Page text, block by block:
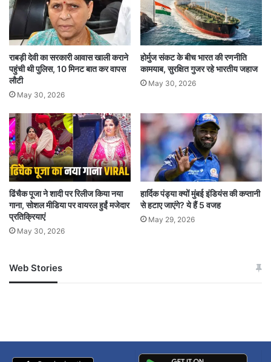
आजाद ने कहा कि उन्हें यह अफसोस है कि वह अपनी पार्टी
के उम्मीदवारों के पक्ष में चुनाव प्रचार नहीं कर पाएंगे। उन्होंने
अपने साथियों (जिन्होंने अपने नामांकन पत्र दाखिल किए) से
कहा कि वे मूल्यांकन करें कि वह उनकी गैर मौजूदगी में चुनाव
प्रक्रिया में भाग ले सकते हैं। अगर वे उनकी (आजाद) गैर
मौजूदगी को चुनाव प्रचार पर असर समझते हैं तो वह अपना
नाम वापस लेने के लिए स्वतंत्र हैं।
राबड़ी देवी का सरकारी आवास खाली कराने
पहुंची थी पुलिस, 10 मिनट बात कर वापस
लौटी
May 30, 2026
होर्मुज संकट के बीच भारत की रणनीति
कामयाब, सुरक्षित गुजर रहे भारतीय जहाज
May 30, 2026
ढिंचैक पूजा ने शादी पर रिलीज किया नया
गाना, सोशल मीडिया पर वायरल हुईं मजेदार
प्रतिक्रियाएं
May 30, 2026
हार्दिक पंड्या क्यों मुंबई इंडियंस की कप्तानी
से हटाए जाएंगे? ये हैं 5 वजह
May 29, 2026
Web Stories
जम्मू-कश्मीर में बारिश से
अपडेट
खाई में धक्का… आरोपियों ने